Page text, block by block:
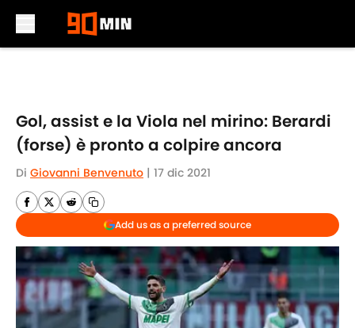
Gol, assist e la Viola nel mirino: Berardi
(forse) è pronto a colpire ancora
Di Giovanni Benvenuto | 17 dic 2021
Add us as a preferred source